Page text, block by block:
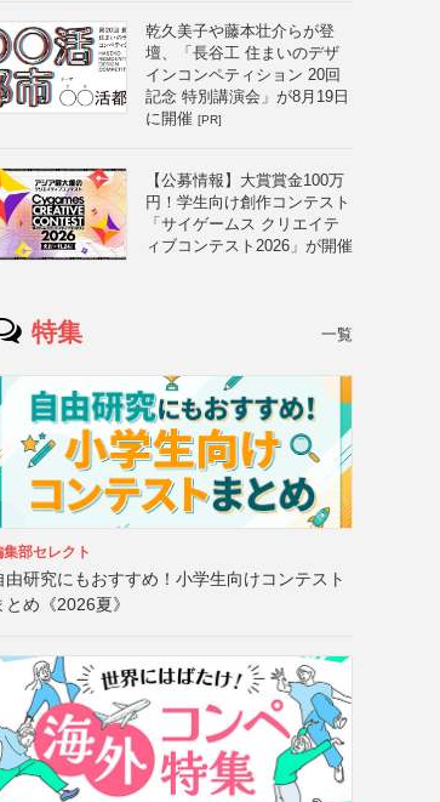
乾久美子や藤本壮介らが登
壇、「長谷工 住まいのデザ
インコンペティション 20回
記念 特別講演会」が8月19日
に開催 [PR]
【公募情報】大賞賞金100万
円！学生向け創作コンテスト
「サイゲームス クリエイテ
ィブコンテスト2026」が開催
特集 一覧
集部セレクト
由研究にもおすすめ！小学生向けコンテスト
とめ《2026夏》